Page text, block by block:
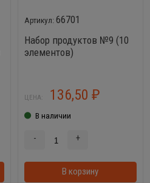
В корзинке
66701
Набор продуктов №9 (10
элементов)
ЦЕНА: 136,50 ₽
В наличии
- +
В корзину